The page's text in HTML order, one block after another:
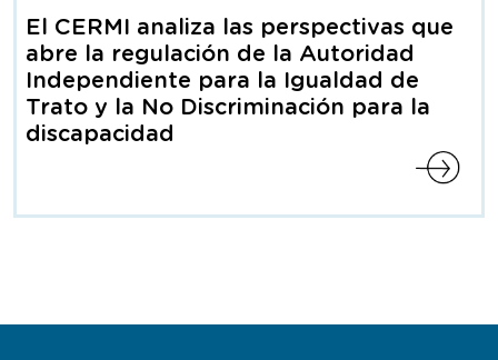
Articulo
El CERMI analiza las perspectivas que
abre la regulación de la Autoridad
Independiente para la Igualdad de
Trato y la No Discriminación para la
discapacidad